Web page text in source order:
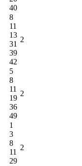
40
8
11
13
31
39
42
2
5
8
11
19
36
49
2
1
3
8
11
29
2